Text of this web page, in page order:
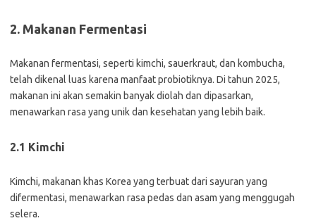
2. Makanan Fermentasi
Makanan fermentasi, seperti kimchi, sauerkraut, dan kombucha,
telah dikenal luas karena manfaat probiotiknya. Di tahun 2025,
makanan ini akan semakin banyak diolah dan dipasarkan,
menawarkan rasa yang unik dan kesehatan yang lebih baik.
2.1 Kimchi
Kimchi, makanan khas Korea yang terbuat dari sayuran yang
difermentasi, menawarkan rasa pedas dan asam yang menggugah
selera.